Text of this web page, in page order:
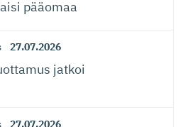
pääomaa
27.07.2026
jatkoi
27.07.2026